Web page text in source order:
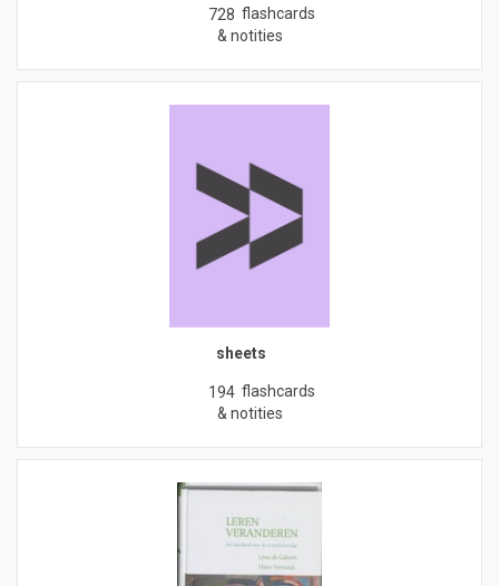
728 flashcards
& notities
sheets
194 flashcards
& notities